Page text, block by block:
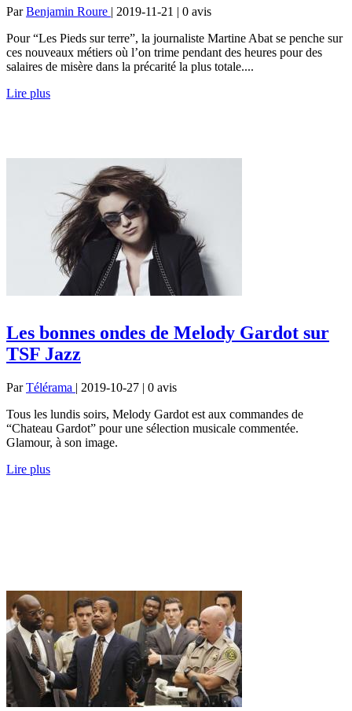
ParBenjamin Roure | 2019-11-21 | 0 avis
Pour “Les Pieds sur terre”, la journaliste Martine Abat se penche sur
ces nouveaux métiers où l’on trime pendant des heures pour des
salaires de misère dans la précarité la plus totale....
Lire plus
Les bonnes ondes de Melody Gardot sur
TSF Jazz
ParTélérama | 2019-10-27 | 0 avis
Tous les lundis soirs, Melody Gardot est aux commandes de
“Chateau Gardot” pour une sélection musicale commentée.
Glamour, à son image.
Lire plus